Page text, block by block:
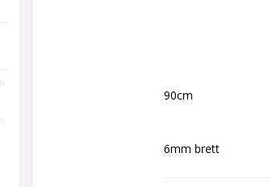
90cm
6mm brett